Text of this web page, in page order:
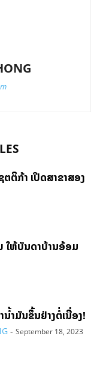
ຕິກ້າ ເປີດສາຂາສອງ
ໃຫ້ບັນດາບ້ານອ້ອມ
ຳມັນຂຶ້ນຢ່າງຕໍ່ເນື່ອງ!
- September 18, 2023